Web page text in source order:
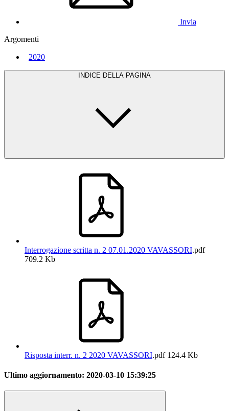
Invia
Argomenti
2020
INDICE DELLA PAGINA
Interrogazione scritta n. 2 07.01.2020 VAVASSORI.pdf
709.2 Kb
Risposta interr. n. 2 2020 VAVASSORI.pdf124.4 Kb
Ultimo aggiornamento: 2020-03-10 15:39:25